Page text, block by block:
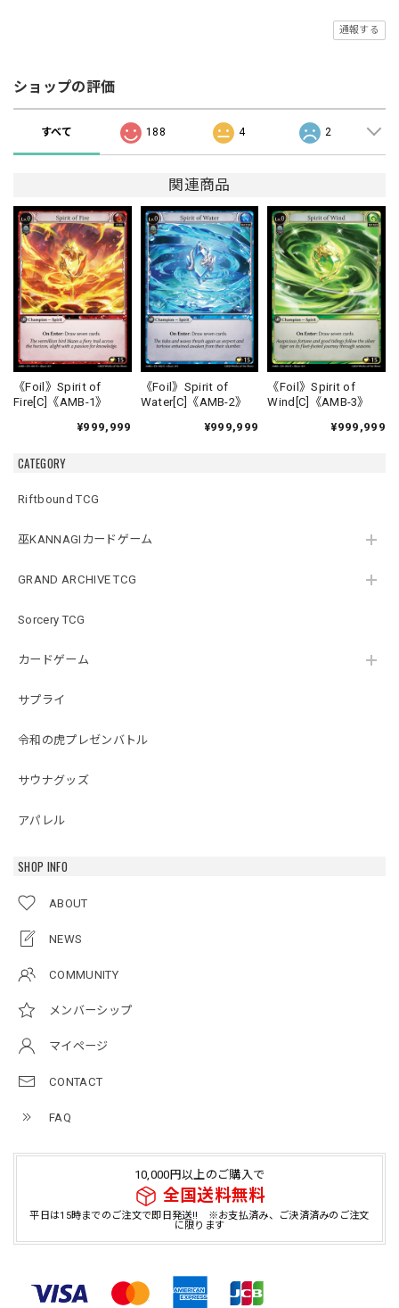
CATEGORY
Riftbound TCG
巫KANNAGIカードゲーム
GRAND ARCHIVE TCG
Sorcery TCG
カードゲーム
サプライ
令和の虎プレゼンバトル
サウナグッズ
アパレル
SHOP INFO
ABOUT
NEWS
COMMUNITY
メンバーシップ
マイページ
CONTACT
FAQ
10,000円以上のご購入で
全国送料無料
平日は15時までのご注文で即日発送!! ※お支払済み、ご決済済みのご注文
に限ります
通報する
ショップの評価
すべて 188 4 2
関連商品
《Foil》Spirit of
Fire[C]《AMB-1》
¥999,999
《Foil》Spirit of
Water[C]《AMB-2》
¥999,999
《Foil》Spirit of
Wind[C]《AMB-3》
¥999,999